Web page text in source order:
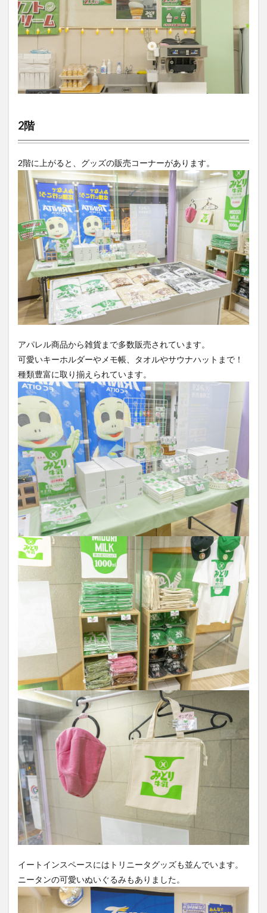
2階
2階に上がると、グッズの販売コーナーがあります。
アパレル商品から雑貨まで多数販売されています。
可愛いキーホルダーやメモ帳、タオルやサウナハットまで！
種類豊富に取り揃えられています。
イートインスペースにはトリニータグッズも並んでいます。
ニータンの可愛いぬいぐるみもありました。